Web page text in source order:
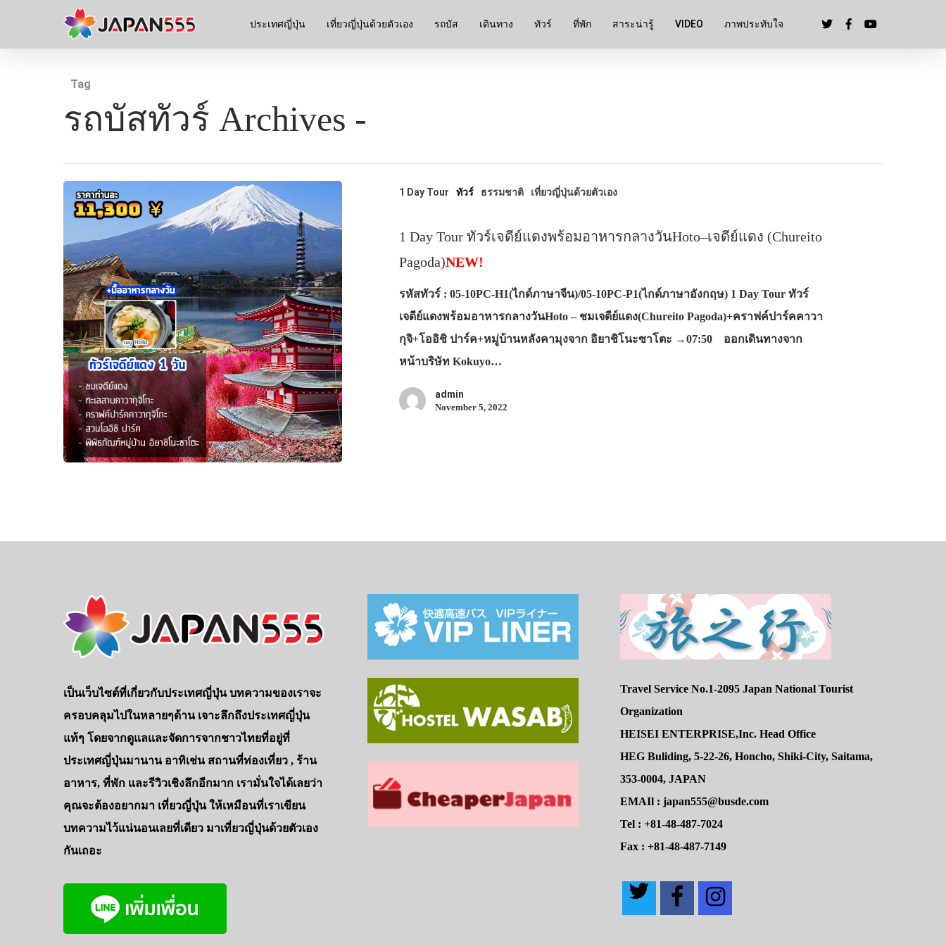
ประเทศญี่ปุ่น เที่ยวญี่ปุ่นด้วยตัวเอง รถบัส เดินทาง ทัวร์ ที่พัก สาระน่ารู้ VIDEO ภาพประทับใจ
Tag
รถบัสทัวร์ Archives -
1 Day Tour ทัวร์ ธรรมชาติ เที่ยวญี่ปุ่นด้วยตัวเอง
1 Day Tour ทัวร์เจดีย์แดงพร้อมอาหารกลางวันHoto–เจดีย์แดง (Chureito
Pagoda)NEW!
รหัสทัวร์ : 05-10PC-H1(ไกด์ภาษาจีน)/05-10PC-P1(ไกด์ภาษาอังกฤษ) 1 Day Tour ทัวร์
เจดีย์แดงพร้อมอาหารกลางวันHoto – ชมเจดีย์แดง(Chureito Pagoda)+คราฟค์ปาร์คคาวา
กุจิ+โออิชิ ปาร์ค+หมู่บ้านหลังคามุงจาก อิยาชิโนะซาโตะ →07:50 ออกเดินทางจาก
หน้าบริษัท Kokuyo…
admin
November 5, 2022
เป็นเว็บไซต์ที่เกี่ยวกับประเทศญี่ปุ่น บทความของเราจะ
ครอบคลุมไปในหลายๆด้าน เจาะลึกถึงประเทศญี่ปุ่น
แท้ๆ โดยจากดูแลและจัดการจากชาวไทยที่อยู่ที่
ประเทศญี่ปุ่นมานาน อาทิเช่น สถานที่ท่องเที่ยว , ร้าน
อาหาร, ที่พัก และรีวิวเชิงลึกอีกมาก เรามั่นใจได้เลยว่า
คุณจะต้องอยากมา เที่ยวญี่ปุ่น ให้เหมือนที่เราเขียน
บทความไว้แน่นอนเลยที่เดียว มาเที่ยวญี่ปุ่นด้วยตัวเอง
กันเถอะ
Travel Service No.1-2095 Japan National Tourist
Organization
HEISEI ENTERPRISE,Inc. Head Office
HEG Buliding, 5-22-26, Honcho, Shiki-City, Saitama,
353-0004, JAPAN
EMAIl : japan555@busde.com
Tel : +81-48-487-7024
Fax : +81-48-487-7149